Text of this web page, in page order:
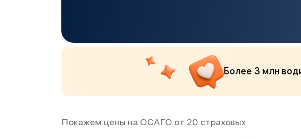
Более 3 млн
Покажем цены на ОСАГО от 20 страховых